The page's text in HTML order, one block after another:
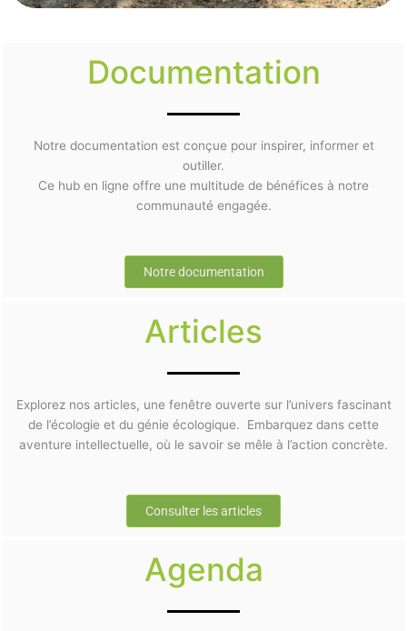
Documentation
Notre documentation est conçue pour inspirer, informer et
outiller.
Ce hub en ligne offre une multitude de bénéfices à notre
communauté engagée.
Notre documentation
Articles
Explorez nos articles, une fenêtre ouverte sur l’univers fascinant
de l’écologie et du génie écologique. Embarquez dans cette
aventure intellectuelle, où le savoir se mêle à l’action concrète.
Consulter les articles
Agenda